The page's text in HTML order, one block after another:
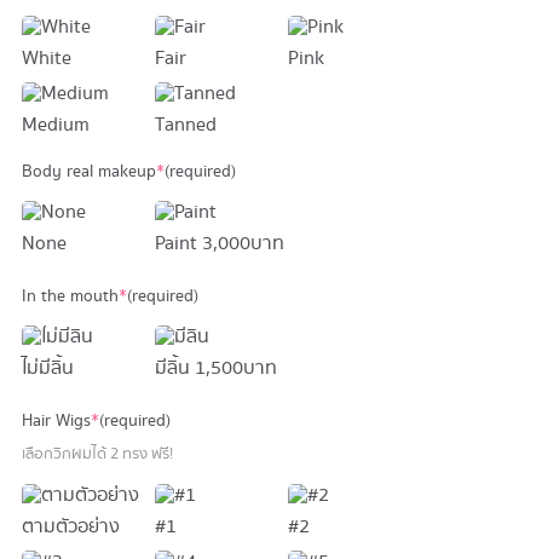
White Fair Pink
Medium Tanned
Body real makeup*(required)
None Paint 3,000 บาท
In the mouth*(required)
ไม่มีลิ้น มีลิ้น 1,500 บาท
Hair Wigs*(required)
เลือกวิกผมได้ 2 ทรง ฟรี!
ตามตัวอย่าง #1 #2